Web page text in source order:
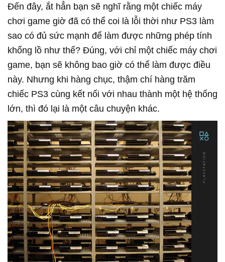
Đến đây, ắt hẳn bạn sẽ nghĩ rằng một chiếc máy
chơi game giờ đã có thể coi là lỗi thời như PS3 làm
sao có đủ sức mạnh để làm được những phép tính
khổng lồ như thế? Đúng, với chỉ một chiếc máy chơi
game, bạn sẽ không bao giờ có thể làm được điều
này. Nhưng khi hàng chục, thậm chí hàng trăm
chiếc PS3 cùng kết nối với nhau thành một hệ thống
lớn, thì đó lại là một câu chuyện khác.